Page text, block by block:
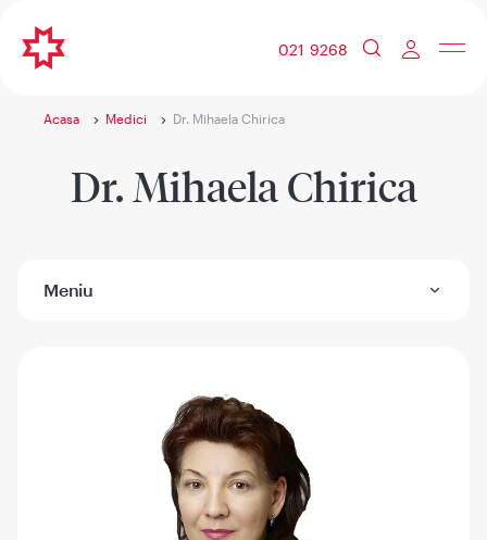
021 9268
Acasa Medici Dr. Mihaela Chirica
Dr. Mihaela Chirica
Meniu